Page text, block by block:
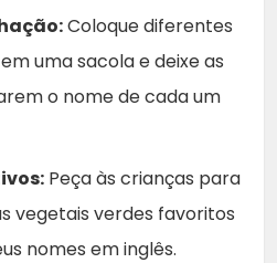
Coloque diferentes
uma sacola e deixe as
o nome de cada um
Peça às crianças para
vegetais verdes favoritos
nomes em inglês.